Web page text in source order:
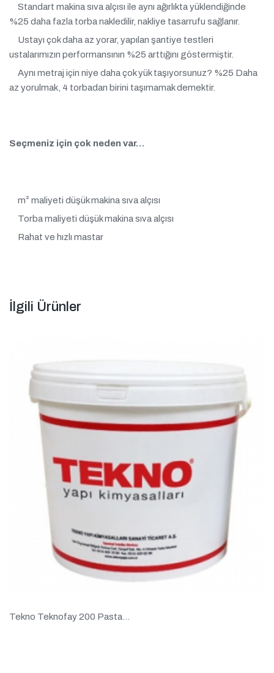
Standart makina sıva alçısı ile aynı ağırlıkta yüklendiğinde
%25 daha fazla torba nakledilir, nakliye tasarrufu sağlanır.
Ustayı çok daha az yorar, yapılan şantiye testleri
ustalarımızın performansının %25 arttığını göstermiştir.
Aynı metraj için niye daha çok yük taşıyorsunuz? %25 Daha
az yorulmak, 4 torbadan birini taşımamak demektir.
Seçmeniz için çok neden var…
m² maliyeti düşük makina sıva alçısı
Torba maliyeti düşük makina sıva alçısı
Rahat ve hızlı mastar
İlgili Ürünler
Tekno Teknofay 200 Pasta...